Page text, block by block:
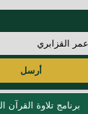
أرسل
برنامج تلاوة القرآن